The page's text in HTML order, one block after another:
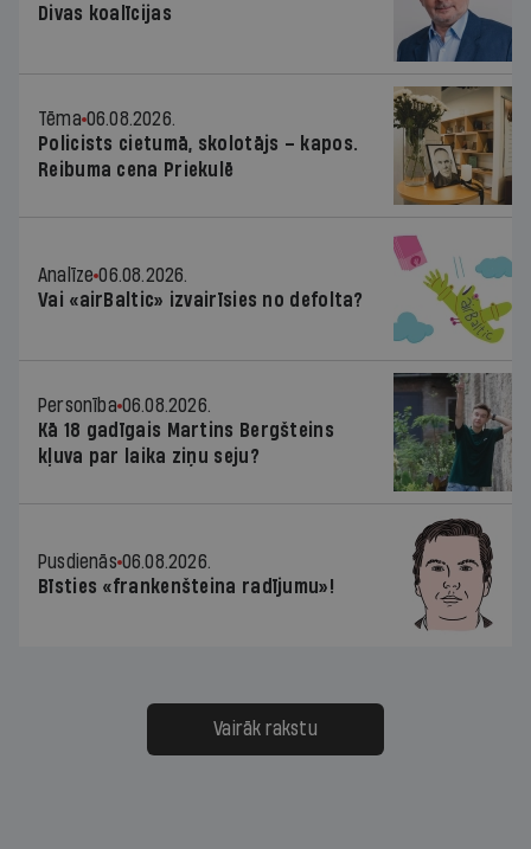
Divas koalīcijas
Tēma 06.08.2026.
Policists cietumā, skolotājs – kapos.
Reibuma cena Priekulē
Analīze 06.08.2026.
Vai «airBaltic» izvairīsies no defolta?
Personība 06.08.2026.
Kā 18 gadīgais Martins Bergšteins
kļuva par laika ziņu seju?
Pusdienās 06.08.2026.
Bīsties «frankenšteina radījumu»!
Vairāk rakstu